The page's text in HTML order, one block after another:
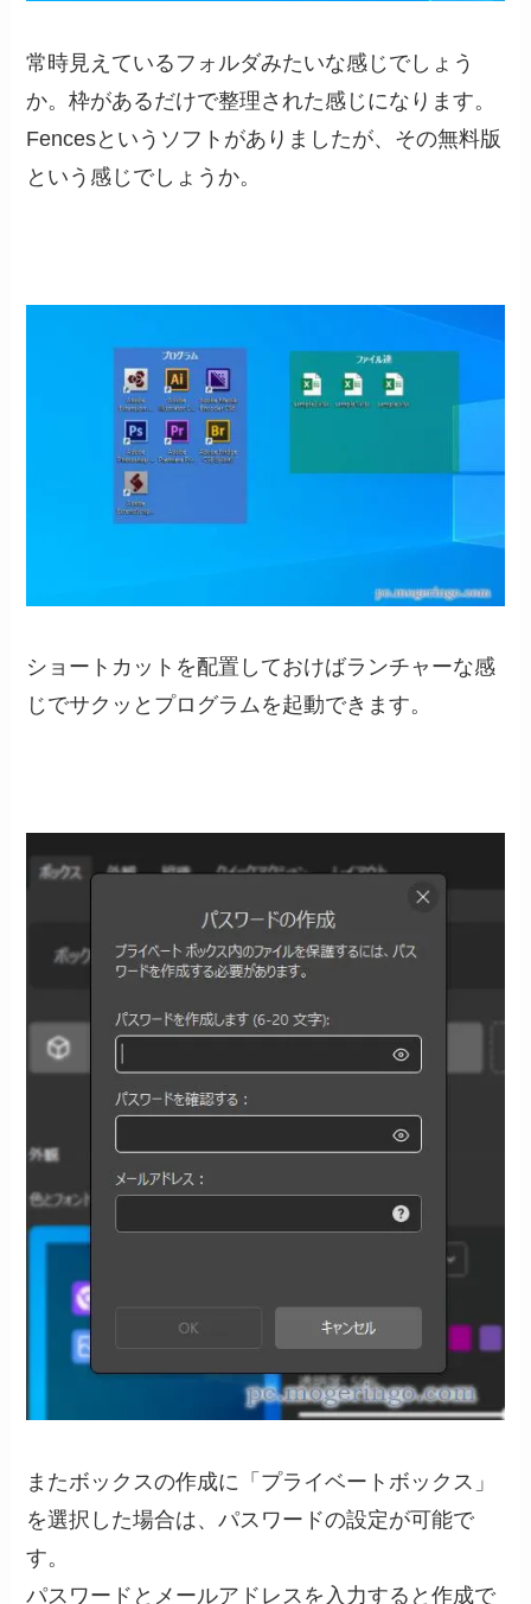
常時見えているフォルダみたいな感じでしょう
か。枠があるだけで整理された感じになります。
Fencesというソフトがありましたが、その無料版
という感じでしょうか。
ショートカットを配置しておけばランチャーな感
じでサクッとプログラムを起動できます。
またボックスの作成に「プライベートボックス」
を選択した場合は、パスワードの設定が可能で
す。
パスワードとメールアドレスを入力すると作成で